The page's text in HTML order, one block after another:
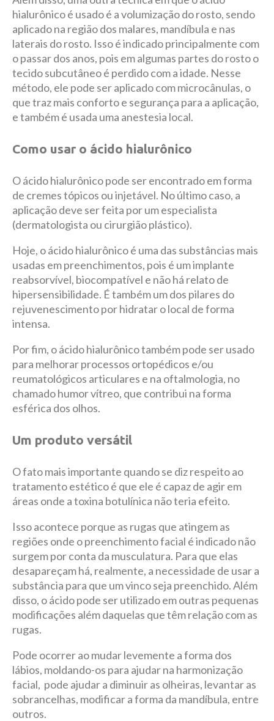
hialurônico é usado é a volumização do rosto, sendo
aplicado na região dos malares, mandíbula e nas
laterais do rosto. Isso é indicado principalmente com
o passar dos anos, pois em algumas partes do rosto o
tecido subcutâneo é perdido com a idade. Nesse
método, ele pode ser aplicado com microcânulas, o
que traz mais conforto e segurança para a aplicação,
e também é usada uma anestesia local.
Como usar o ácido hialurônico
O ácido hialurônico pode ser encontrado em forma
de cremes tópicos ou injetável. No último caso, a
aplicação deve ser feita por um especialista
(dermatologista ou cirurgião plástico).
Hoje, o ácido hialurônico é uma das substâncias mais
usadas em preenchimentos, pois é um implante
reabsorvível, biocompatível e não há relato de
hipersensibilidade. É também um dos pilares do
rejuvenescimento por hidratar o local de forma
intensa.
Por fim, o ácido hialurônico também pode ser usado
para melhorar processos ortopédicos e/ou
reumatológicos articulares e na oftalmologia, no
chamado humor vítreo, que contribui na forma
esférica dos olhos.
Um produto versátil
O fato mais importante quando se diz respeito ao
tratamento estético é que ele é capaz de agir em
áreas onde a toxina botulínica não teria efeito.
Isso acontece porque as rugas que atingem as
regiões onde o preenchimento facial é indicado não
surgem por conta da musculatura. Para que elas
desapareçam há, realmente, a necessidade de usar a
substância para que um vinco seja preenchido. Além
disso, o ácido pode ser utilizado em outras pequenas
modificações além daquelas que têm relação com as
rugas.
Pode ocorrer ao mudar levemente a forma dos
lábios, moldando-os para ajudar na harmonização
facial, pode ajudar a diminuir as olheiras, levantar as
sobrancelhas, modificar a forma da mandíbula, entre
outros.